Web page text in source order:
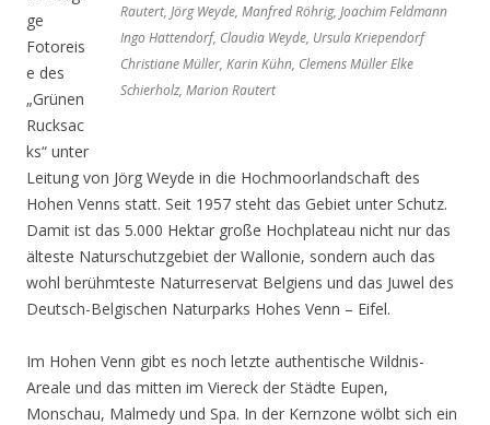
Rautert, Jörg Weyde, Manfred Röhrig, Joachim Feldmann
Ingo Hattendorf, Claudia Weyde, Ursula Kriependorf
Christiane Müller, Karin Kühn, Clemens Müller Elke
Schierholz, Marion Rautert
ge
Fotoreis
e des
„Grünen
Rucksac
ks“ unter
Leitung von Jörg Weyde in die Hochmoorlandschaft des
Hohen Venns statt. Seit 1957 steht das Gebiet unter Schutz.
Damit ist das 5.000 Hektar große Hochplateau nicht nur das
älteste Naturschutzgebiet der Wallonie, sondern auch das
wohl berühmteste Naturreservat Belgiens und das Juwel des
Deutsch-Belgischen Naturparks Hohes Venn – Eifel.
Im Hohen Venn gibt es noch letzte authentische Wildnis-
Areale und das mitten im Viereck der Städte Eupen,
Monschau, Malmedy und Spa. In der Kernzone wölbt sich ein